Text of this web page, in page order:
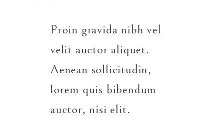
Proin gravida nibh vel
velit auctor aliquet.
Aenean sollicitudin,
lorem quis bibendum
auctor, nisi elit.